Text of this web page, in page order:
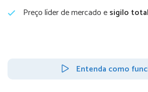
Preço líder de mercado esigilo total
Entenda como